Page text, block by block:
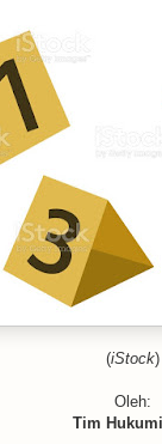
(iStock)
Oleh:
Tim